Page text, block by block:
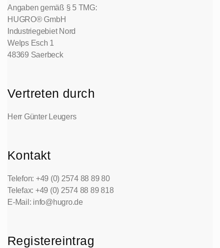
Angaben gemäß § 5 TMG:
HUGRO® GmbH
Industriegebiet Nord
Welps Esch 1
48369 Saerbeck
Vertreten durch
Herr Günter Leugers
Kontakt
Telefon: +49 (0) 2574 88 89 80
Telefax: +49 (0) 2574 88 89 818
E-Mail: info@hugro.de
Registereintrag